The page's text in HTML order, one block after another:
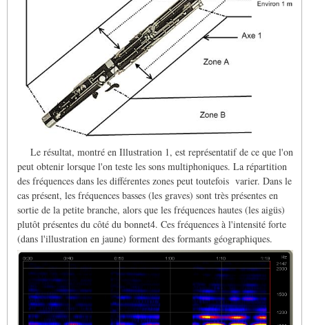
Le résultat, montré en Illustration 1, est représentatif de ce que l'on
peut obtenir lorsque l'on teste les sons multiphoniques. La répartition
des fréquences dans les différentes zones peut toutefois varier. Dans le
cas présent, les fréquences basses (les graves) sont très présentes en
sortie de la petite branche, alors que les fréquences hautes (les aigüs)
plutôt présentes du côté du bonnet4. Ces fréquences à l'intensité forte
(dans l'illustration en jaune) forment des formants géographiques.